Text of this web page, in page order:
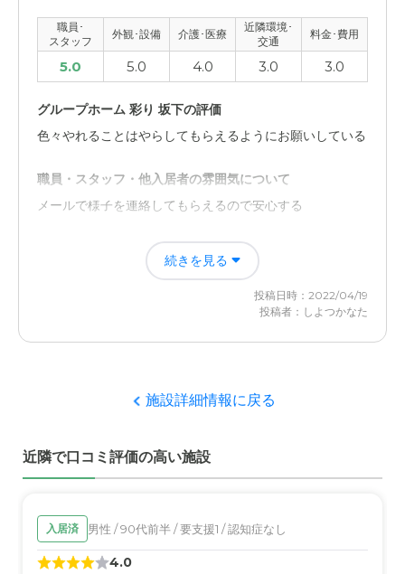
す。
外観・内装・居室・設備について
100％いいということはないですし、人それぞれなので、
母が良ければいいです。綺麗ですし、大人数の入居ではな
いので、目がとどきます。
介護医療サービスについて
直ぐに対応していただけるので、助かっています、コロナ
近隣環境や交通アクセスについて
実家から遠い、車がないと行けない。免許を持っていない
のでタクシーか妹に頼むしかないです、
よいと思います。大変助かっております。
職員･
スタッフ
外観･設備 介護･医療
近隣環境･
交通
料金･費用
5.0 5.0 4.0 3.0 3.0
グループホーム 彩り 坂下の評価
色々やれることはやらしてもらえるようにお願いしている
職員・スタッフ・他入居者の雰囲気について
メールで様子を連絡してもらえるので安心する
外観・内装・居室・設備について
まだ新しいかもしれませんがきれいになっている
お金はかかるけど内科の診療や美容院にきてもらってやっ
近隣環境や交通アクセスについて
料金費用について
続きを見る
投稿日時：2022/04/19
投稿者：しよつかなた
施設詳細情報に戻る
近隣で口コミ評価の高い施設
入居済 男性 / 90代前半 / 要支援1 / 認知症なし
4.0